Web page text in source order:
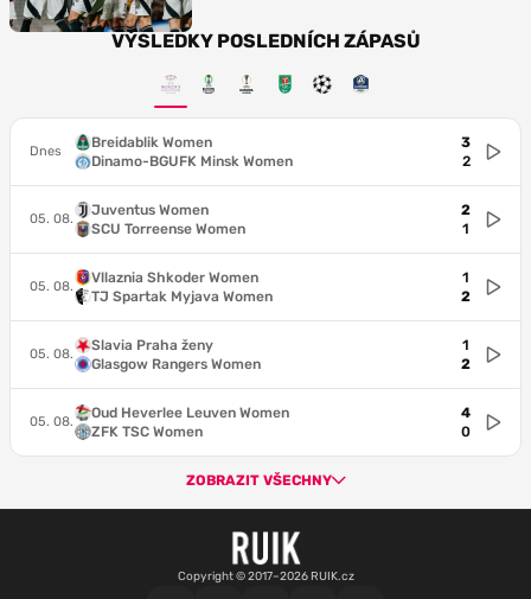
VÝSLEDKY POSLEDNÍCH ZÁPASŮ
Dnes
Breidablik Women
Dinamo-BGUFK Minsk Women
3
2
05. 08.
Juventus Women
SCU Torreense Women
2
1
05. 08.
Vllaznia Shkoder Women
TJ Spartak Myjava Women
1
2
05. 08.
Slavia Praha ženy
Glasgow Rangers Women
1
2
05. 08.
Oud Heverlee Leuven Women
ZFK TSC Women
4
0
ZOBRAZIT VŠECHNY
Copyright © 2017–2026 RUIK.cz